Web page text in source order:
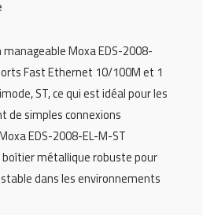
Moxa EDS-2008-
Fast Ethernet 10/100M et 1
ST, ce qui est idéal pour les
de simples connexions
EDS-2008-EL-M-ST
métallique robuste pour
dans les environnements